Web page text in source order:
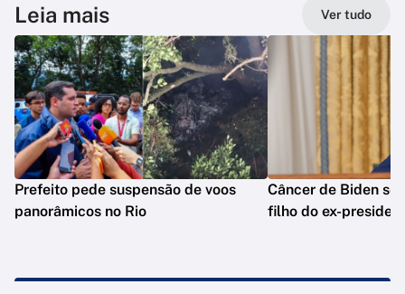
Leia mais Ver tudo
Prefeito pede suspensão de voos
panorâmicos no Rio
Câncer de Biden se
filho do ex-